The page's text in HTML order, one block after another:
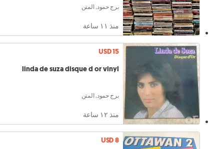
برج حمود, المتن
منذ ١١ ساعة
USD 15
linda de suza disque d or vinyl
برج حمود, المتن
منذ ١٢ ساعة
USD 8